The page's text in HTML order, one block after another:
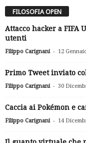
FILOSOFIA OPEN
Attacco hacker a FIFA
utenti
Filippo Carignani - 12
Primo Tweet inviato
Filippo Carignani - 30
Caccia ai Pokémon e
Filippo Carignani - 14